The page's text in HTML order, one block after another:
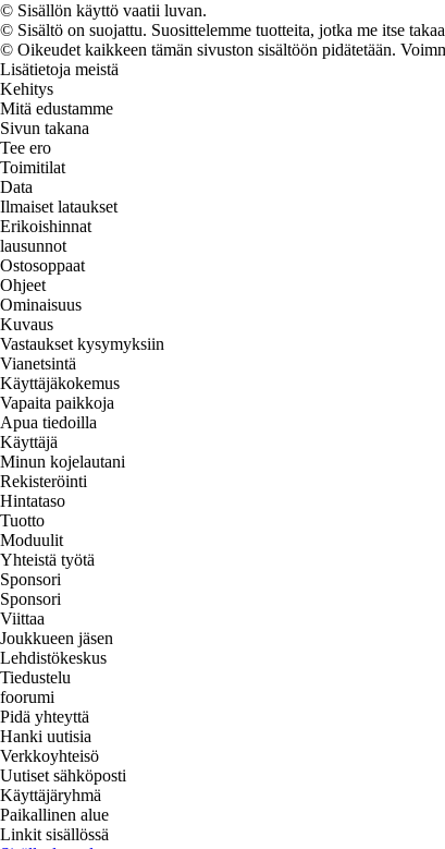
© Sisällön käyttö vaatii luvan.
© Sisältö on suojattu. Suosittelemme tuotteita, jotka me itse
© Oikeudet kaikkeen tämän sivuston sisältöön pidätetään.
Lisätietoja meistä
Kehitys
Mitä edustamme
Sivun takana
Tee ero
Toimitilat
Data
Ilmaiset lataukset
Erikoishinnat
lausunnot
Ostosoppaat
Ohjeet
Ominaisuus
Kuvaus
Vastaukset kysymyksiin
Vianetsintä
Käyttäjäkokemus
Vapaita paikkoja
Apua tiedoilla
Käyttäjä
Minun kojelautani
Rekisteröinti
Hintataso
Tuotto
Moduulit
Yhteistä työtä
Sponsori
Sponsori
Viittaa
Joukkueen jäsen
Lehdistökeskus
Tiedustelu
foorumi
Pidä yhteyttä
Hanki uutisia
Verkkoyhteisö
Uutiset sähköposti
Käyttäjäryhmä
Paikallinen alue
Linkit sisällössä